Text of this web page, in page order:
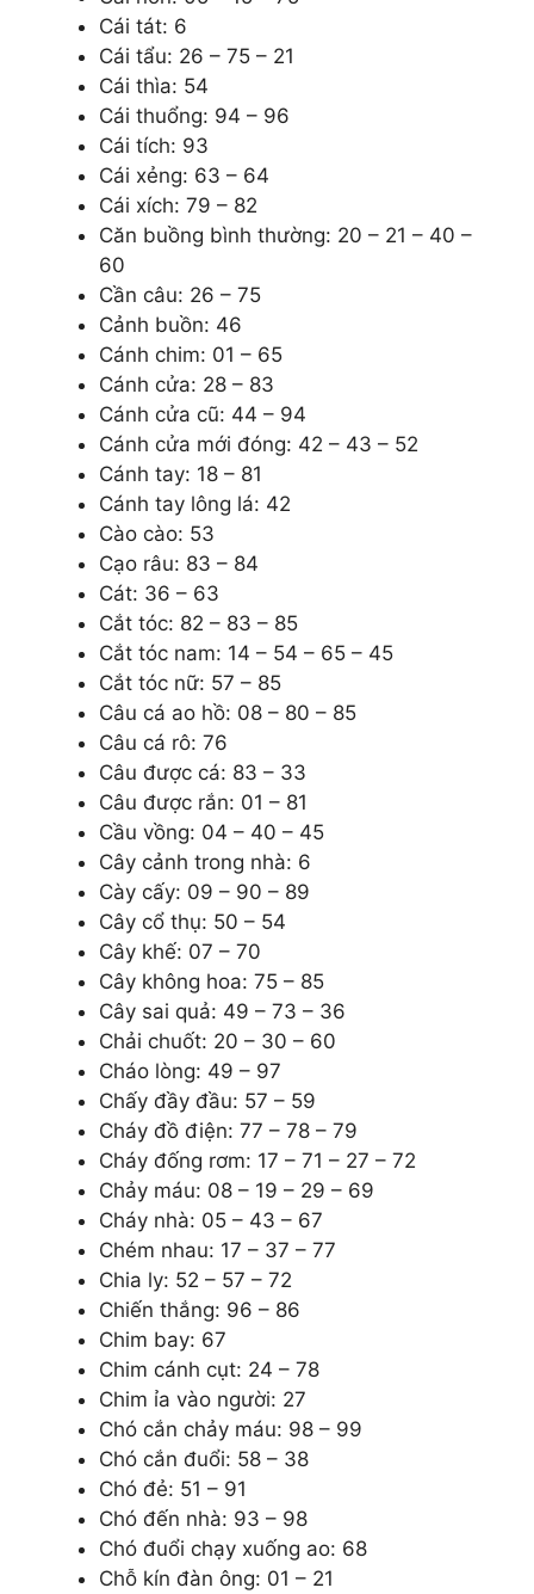
Cái tát: 6
Cái tẩu: 26 – 75 – 21
Cái thìa: 54
Cái thuổng: 94 – 96
Cái tích: 93
Cái xẻng: 63 – 64
Cái xích: 79 – 82
Căn buồng bình thường: 20 – 21 – 40 –
60
Cần câu: 26 – 75
Cảnh buồn: 46
Cánh chim: 01 – 65
Cánh cửa: 28 – 83
Cánh cửa cũ: 44 – 94
Cánh cửa mới đóng: 42 – 43 – 52
Cánh tay: 18 – 81
Cánh tay lông lá: 42
Cào cào: 53
Cạo râu: 83 – 84
Cát: 36 – 63
Cắt tóc: 82 – 83 – 85
Cắt tóc nam: 14 – 54 – 65 – 45
Cắt tóc nữ: 57 – 85
Câu cá ao hồ: 08 – 80 – 85
Câu cá rô: 76
Câu được cá: 83 – 33
Câu được rắn: 01 – 81
Cầu vồng: 04 – 40 – 45
Cây cảnh trong nhà: 6
Cày cấy: 09 – 90 – 89
Cây cổ thụ: 50 – 54
Cây khế: 07 – 70
Cây không hoa: 75 – 85
Cây sai quả: 49 – 73 – 36
Chải chuốt: 20 – 30 – 60
Cháo lòng: 49 – 97
Chấy đầy đầu: 57 – 59
Cháy đồ điện: 77 – 78 – 79
Cháy đống rơm: 17 – 71 – 27 – 72
Chảy máu: 08 – 19 – 29 – 69
Cháy nhà: 05 – 43 – 67
Chém nhau: 17 – 37 – 77
Chia ly: 52 – 57 – 72
Chiến thắng: 96 – 86
Chim bay: 67
Chim cánh cụt: 24 – 78
Chim ỉa vào người: 27
Chó cắn chảy máu: 98 – 99
Chó cắn đuổi: 58 – 38
Chó đẻ: 51 – 91
Chó đến nhà: 93 – 98
Chó đuổi chạy xuống ao: 68
Chỗ kín đàn ông: 01 – 21